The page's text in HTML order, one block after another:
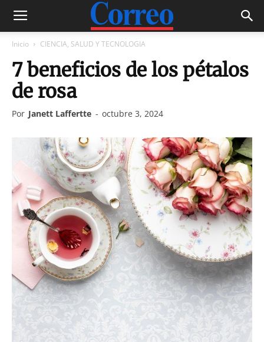
Inicio CIENCIA, SALUD Y TECNOLOGIA
7 beneficios de los pétalos
de rosa
Por Janett Laffertte - octubre 3, 2024